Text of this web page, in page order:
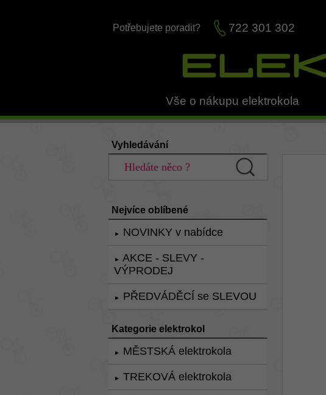
Potřebujete poradit? 722 301 302
Vše o nákupu elektrokola
Vyhledávání
Nejvíce oblíbené
► NOVINKY v nabídce
►
AKCE - SLEVY -
VÝPRODEJ
► PŘEDVÁDĚCÍ se SLEVOU
Kategorie elektrokol
► MĚSTSKÁ elektrokola
► TREKOVÁ elektrokola